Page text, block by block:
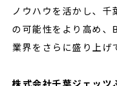
ノウハウを活かし、千
の可能性をより高め、
業界をさらに盛り上げ
株式会社千葉ジェッ